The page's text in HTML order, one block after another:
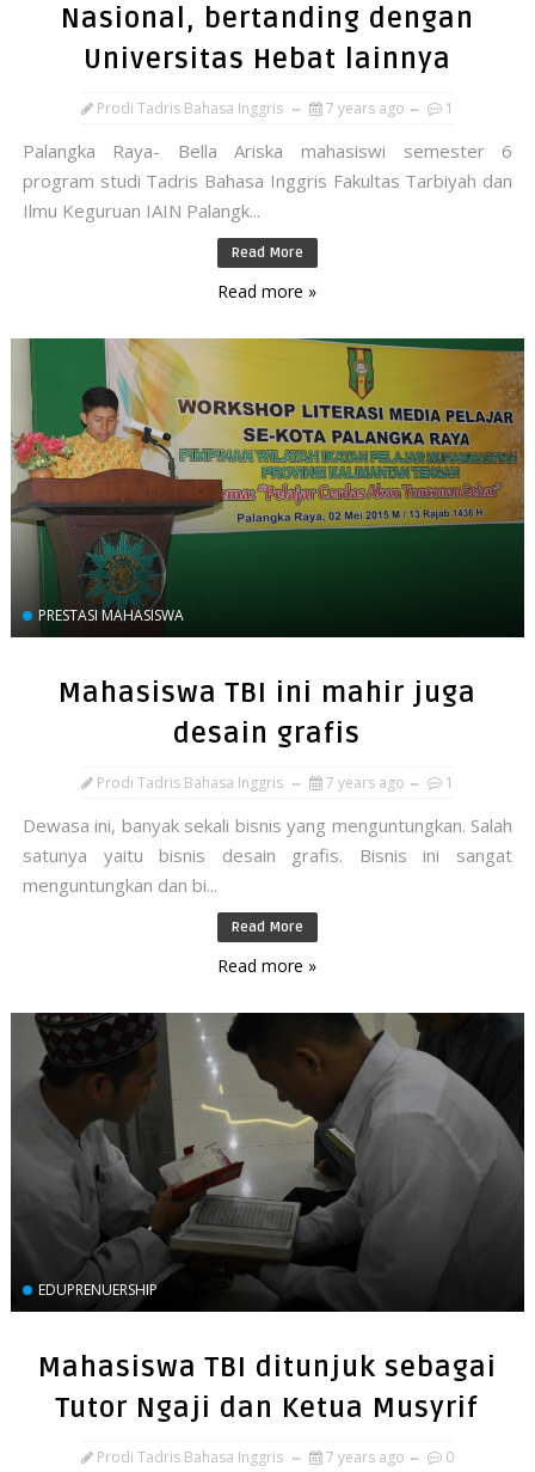
Nasional, bertanding dengan
Universitas Hebat lainnya
Prodi Tadris Bahasa Inggris 7 years ago 1
Palangka Raya- Bella Ariska mahasiswi semester 6
program studi Tadris Bahasa Inggris Fakultas Tarbiyah dan
Ilmu Keguruan IAIN Palangk...
Read More
Read more »
PRESTASI MAHASISWA
Mahasiswa TBI ini mahir juga
desain grafis
Prodi Tadris Bahasa Inggris 7 years ago 1
Dewasa ini, banyak sekali bisnis yang menguntungkan. Salah
satunya yaitu bisnis desain grafis. Bisnis ini sangat
menguntungkan dan bi...
Read More
Read more »
EDUPRENUERSHIP
Mahasiswa TBI ditunjuk sebagai
Tutor Ngaji dan Ketua Musyrif
Prodi Tadris Bahasa Inggris 7 years ago 0